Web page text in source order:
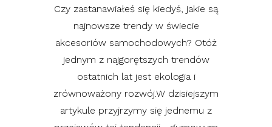
Czy zastanawiałeś się kiedyś, jakie są
najnowsze trendy w świecie
akcesoriów samochodowych? Otóż
jednym z najgorętszych trendów
ostatnich lat jest ekologia i
zrównoważony rozwój.W dzisiejszym
artykule przyjrzymy się jednemu z